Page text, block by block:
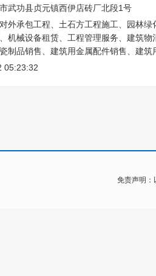
武功县贞元镇西伊店砖厂北段1号
外承包工程、土石方工程施工、园林
机械设备租赁、工程管理服务、建筑
制品销售、建筑用金属配件销售、建
05:23:32
免责声明：